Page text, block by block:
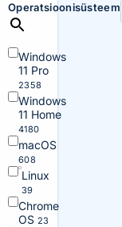
Operatsioonisüsteem
Windows
11 Pro
2358
Windows
11 Home
4180
macOS
608
Linux
39
Chrome
OS 23